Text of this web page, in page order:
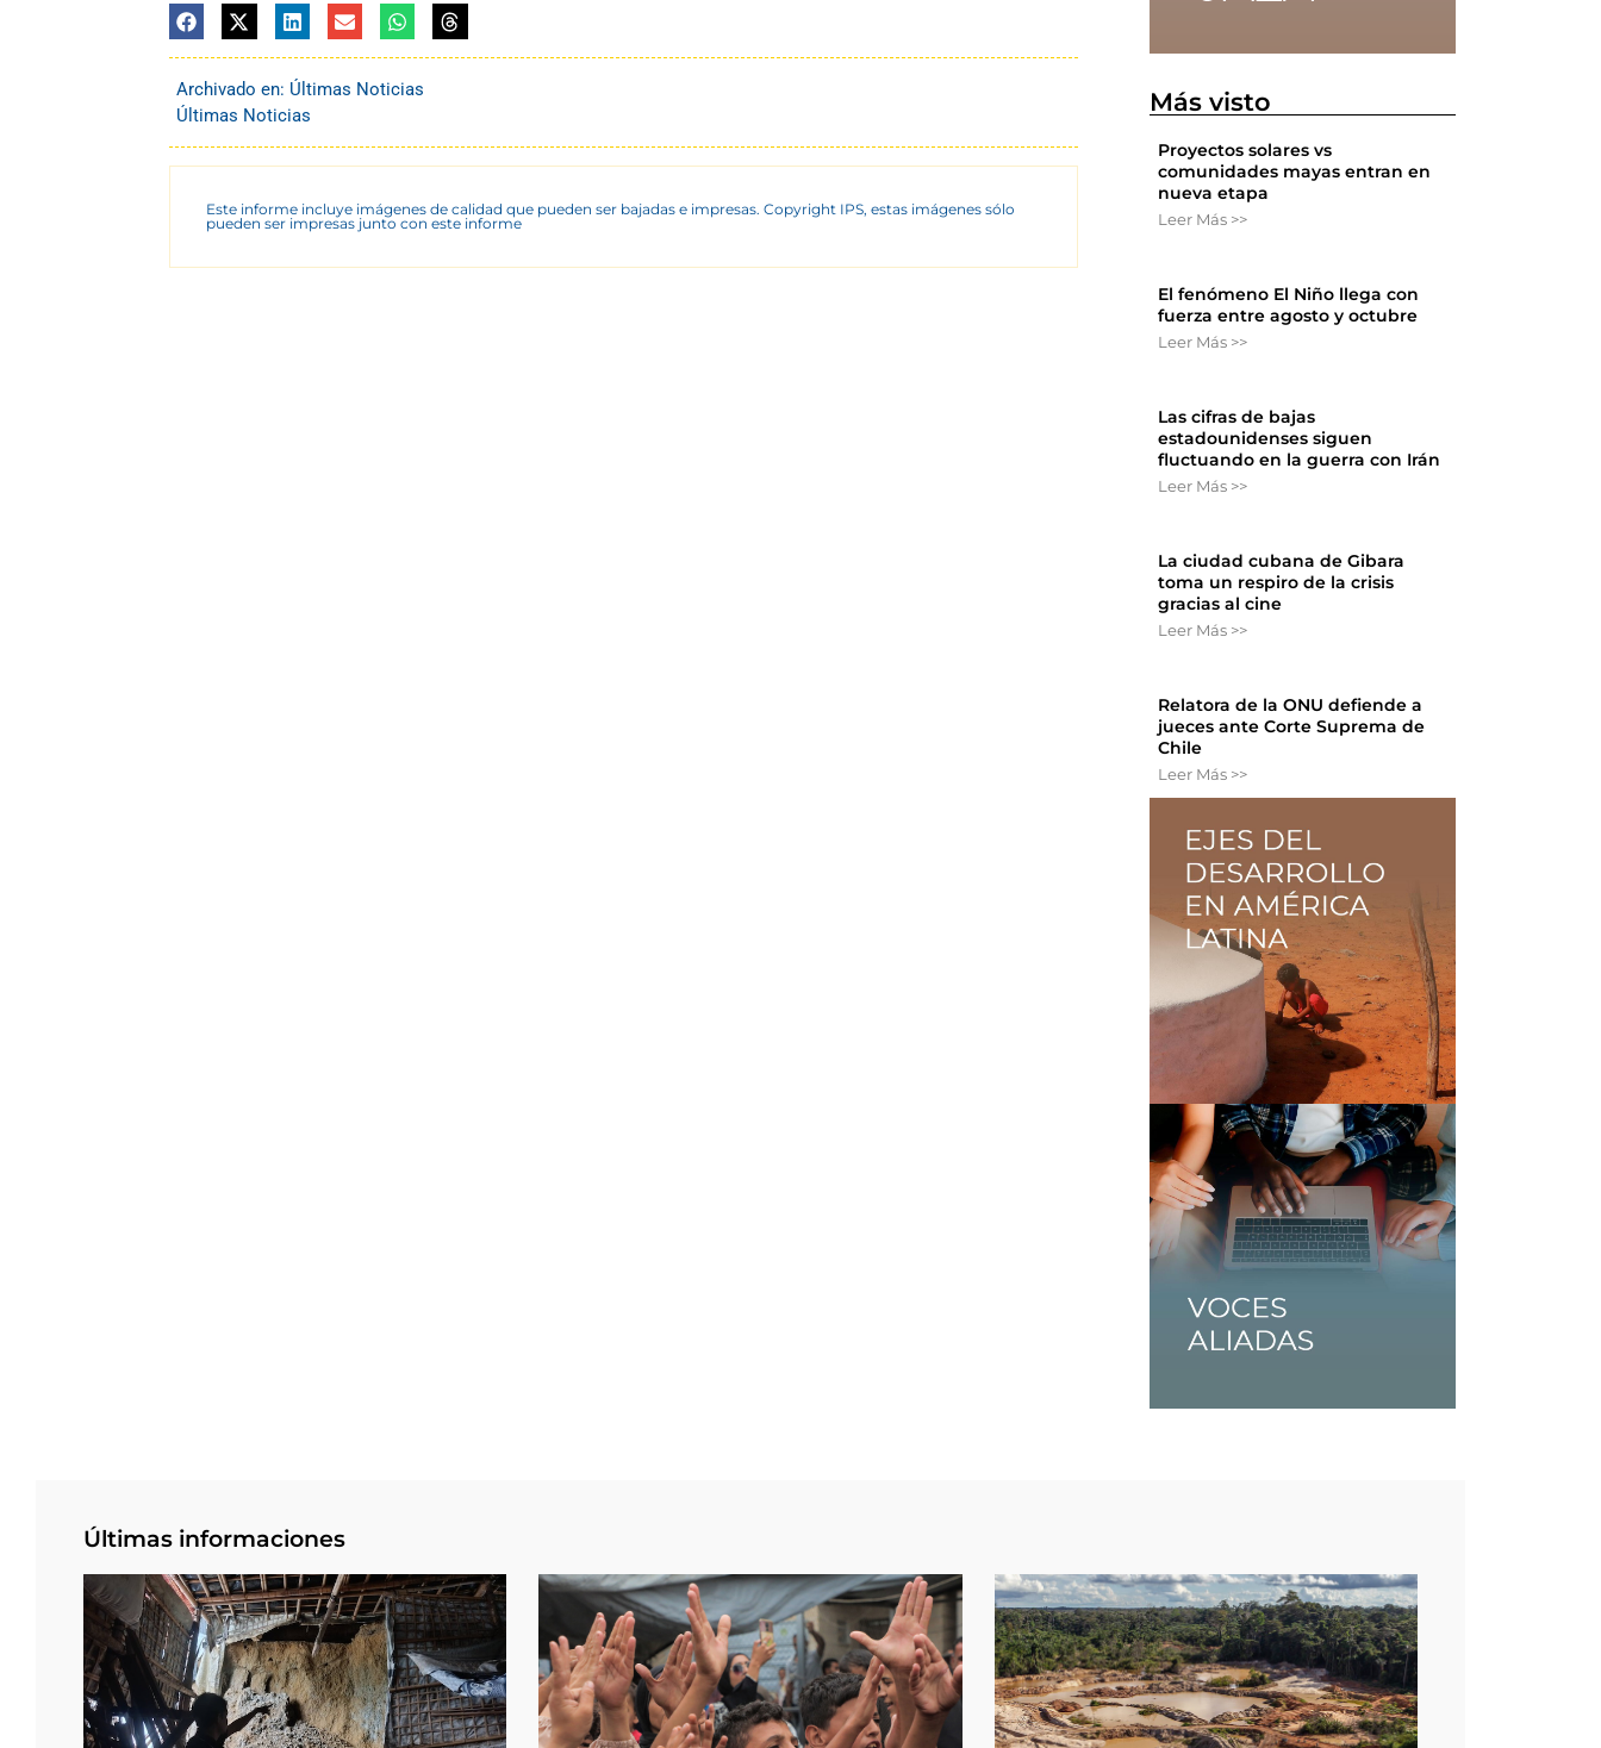
Archivado en: Últimas Noticias
Últimas Noticias
Este informe incluye imágenes de calidad que pueden ser bajadas e impresas. Copyright IPS, estas imágenes sólo
pueden ser impresas junto con este informe
Más visto
Proyectos solares vs
comunidades mayas entran en
nueva etapa
Leer Más >>
El fenómeno El Niño llega con
fuerza entre agosto y octubre
Leer Más >>
Las cifras de bajas
estadounidenses siguen
fluctuando en la guerra con Irán
Leer Más >>
La ciudad cubana de Gibara
toma un respiro de la crisis
gracias al cine
Leer Más >>
Relatora de la ONU defiende a
jueces ante Corte Suprema de
Chile
Leer Más >>
Últimas informaciones